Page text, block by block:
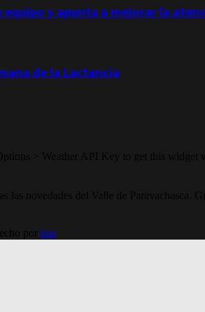
y apunta a mejorar la
de la Lactancia
> Weather API Key to get this widget
las novedades del Valle de Paravachasca.
por lma